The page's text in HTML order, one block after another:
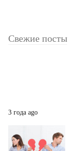
Свежие посты
3 года ago